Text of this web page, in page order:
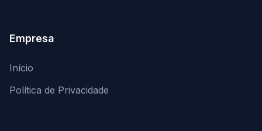
Empresa
Início
Política de Privacidade